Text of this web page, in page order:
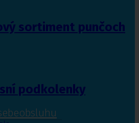
sortiment punčoch
podkolenky